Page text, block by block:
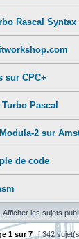
Rascal
sur CPC+
Pascal
2 sur
de code
Afficher les sujets
1 sur7 [ 342